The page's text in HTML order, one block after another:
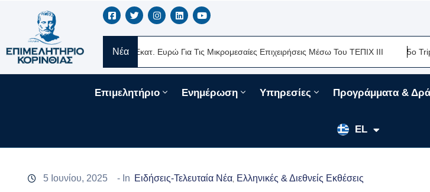
Νέα
Νέα Δάνεια 330 Εκατ. Ευρώ Για Τις Μικρομεσαίες Επιχειρήσεις Μέσω Του ΤΕΠΙΧ ΙΙΙ 5ο Tripolis Street
Επιμελητήριο Ενημέρωση Υπηρεσίες Προγράμματα &
EL
EN
FR
5 Ιουνίου, 2025 - In Ειδήσεις-Τελευταία Νέα Ελληνικές & Διεθνείς Εκθέσεις